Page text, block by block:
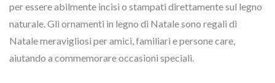
per essere abilmente incisi o stampati direttamente sul legno
naturale. Gli ornamenti in legno di Natale sono regali di
Natale meravigliosi per amici, familiari e persone care,
aiutando a commemorare occasioni speciali.